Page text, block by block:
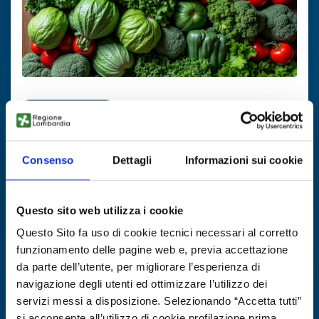
Consenso Dettagli Informazioni sui cookie
Questo sito web utilizza i cookie
Questo Sito fa uso di cookie tecnici necessari al corretto
funzionamento delle pagine web e, previa accettazione
da parte dell’utente, per migliorare l’esperienza di
navigazione degli utenti ed ottimizzare l’utilizzo dei
servizi messi a disposizione. Selezionando “Accetta tutti”
Startup tedesca cerca partner
irlandesi per validare sensore IoT per
gestione azoto
ID EEN: TODE20260701016
Scade il21 agosto 2026